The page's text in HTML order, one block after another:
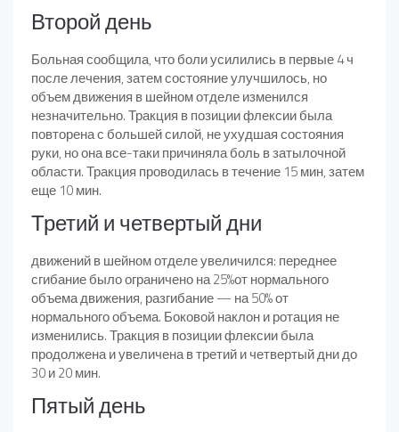
Второй день
Больная сообщила, что боли усилились в первые 4 ч
после лечения, затем состояние улучшилось, но
объем движения в шейном отделе изменился
незначительно. Тракция в позиции флексии была
повторена с большей силой, не ухудшая состояния
руки, но она все-таки причиняла боль в затылочной
области. Тракция проводилась в течение 15 мин, затем
еще 10 мин.
Третий и четвертый дни
движений в шейном отделе увеличился: переднее
сгибание было ограничено на 25%от нормального
объема движения, разгибание — на 50% от
нормального объема. Боковой наклон и ротация не
изменились. Тракция в позиции флексии была
продолжена и увеличена в третий и четвертый дни до
30 и 20 мин.
Пятый день